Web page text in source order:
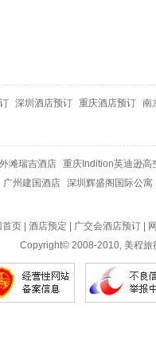
深圳酒店预订 重庆酒店预订 南
滩瑞吉酒店 重庆Indition英迪逊高
广州建国酒店 深圳辉盛阁国际公寓
首页| 酒店预定 广交会酒店预订|
Copyright© 2008-2010, 美程旅